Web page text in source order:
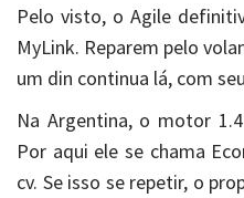
Pelo visto, o Agile
MyLink. Reparem pelo
um din continua lá, com
Na Argentina, o motor
Por aqui ele se chama
cv. Se isso se repetir, o